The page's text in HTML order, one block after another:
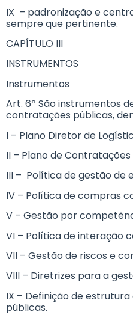
IX – padronização e
sempre que pertinente.
CAPÍTULO III
INSTRUMENTOS
Instrumentos
Art. 6º São instrumentos
contratações públicas,
I – Plano Diretor de
II – Plano de Contratações
III – Política de gestão de
IV – Política de compras
V – Gestão por
VI – Política de interação
VII – Gestão de riscos e
VIII – Diretrizes para a
IX – Definição de
públicas.